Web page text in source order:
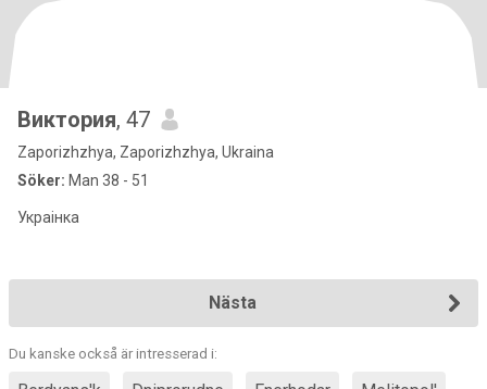
Виктория, 47
Zaporizhzhya, Zaporizhzhya, Ukraina
Söker: Man 38 - 51
Украінка
Nästa
Du kanske också är intresserad i: